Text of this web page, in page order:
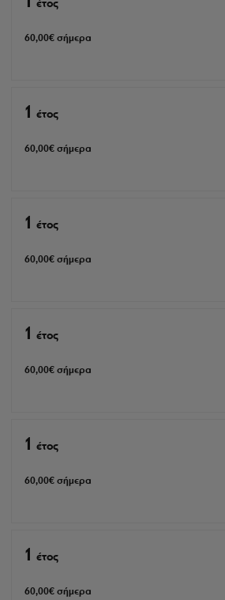
60,00€σήμερα
1 έτος
60,00€σήμερα
1 έτος
60,00€σήμερα
1 έτος
60,00€σήμερα
1 έτος
60,00€σήμερα
1 έτος
60,00€σήμερα